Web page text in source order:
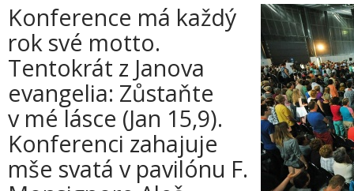
Konference má každý
rok své motto.
Tentokrát z Janova
evangelia: Zůstaňte
v mé lásce (Jan 15,9).
Konferenci zahajuje
mše svatá v pavilónu F.